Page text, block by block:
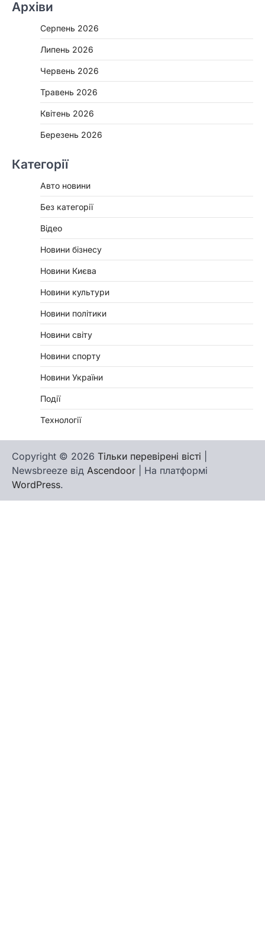
Архіви
Серпень 2026
Липень 2026
Червень 2026
Травень 2026
Квітень 2026
Березень 2026
Категорії
Авто новини
Без категорії
Відео
Новини бізнесу
Новини Києва
Новини культури
Новини політики
Новини світу
Новини спорту
Новини України
Події
Технології
Copyright © 2026 Тільки перевірені вісті
Newsbreeze від Ascendoor | На платформі
WordPress.